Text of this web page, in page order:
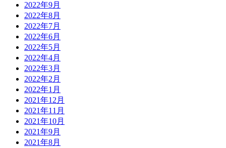
2022年9月
2022年8月
2022年7月
2022年6月
2022年5月
2022年4月
2022年3月
2022年2月
2022年1月
2021年12月
2021年11月
2021年10月
2021年9月
2021年8月